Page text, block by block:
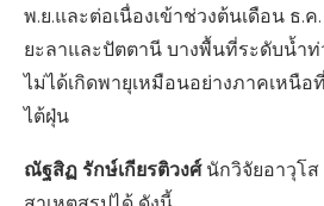
พ.ย.และต่อเนื่องเข้าช่วงต้นเดือน ธ.ค
ยะลาและปัตตานี บางพื้นที่ระดับน้ำท่
ไม่ได้เกิดพายุเหมือนอย่างภาคเหนื
ไต้ฝุ่น
ณัฐสิฏ รักษ์เกียรติวงศ์นักวิจัยอาวุโส